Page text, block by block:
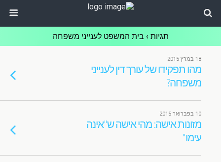
תגיות › בית המשפט לענייני משפחה
18 במרץ 2015
מהו תפקידו של עורך דין לענייני
משפחה?
10 בפברואר 2015
מזונות אישה: מהי אישה ש"אינה
עימו"